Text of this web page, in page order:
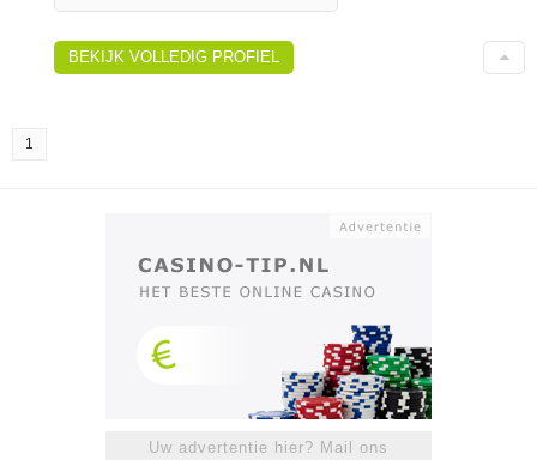
BEKIJK VOLLEDIG PROFIEL
1
Uw advertentie hier? Mail ons